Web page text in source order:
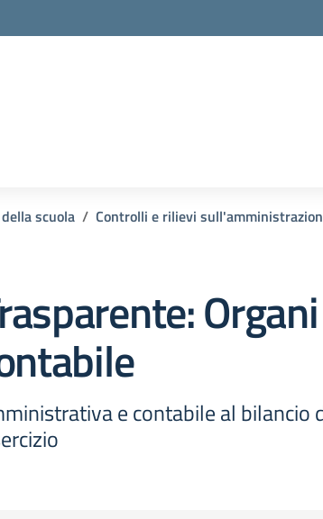
scuola Controlli e rilievi
e contabile al